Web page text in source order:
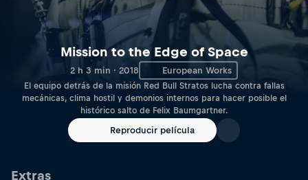
Mission to the Edge of Space
2 h 3 min · 2018 European Works
El equipo detrás de la misión Red Bull Stratos lucha contra fallas
mecánicas, clima hostil y demonios internos para hacer posible el
histórico salto de Felix Baumgartner.
Reproducir película
Extras